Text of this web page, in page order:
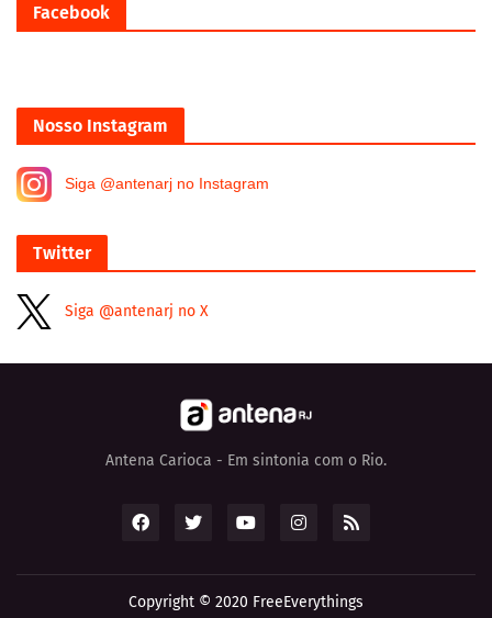
Facebook
Nosso Instagram
Siga @antenarj no Instagram
Twitter
Siga @antenarj no X
Antena Carioca - Em sintonia com o Rio.
Copyright © 2020 FreeEverythings